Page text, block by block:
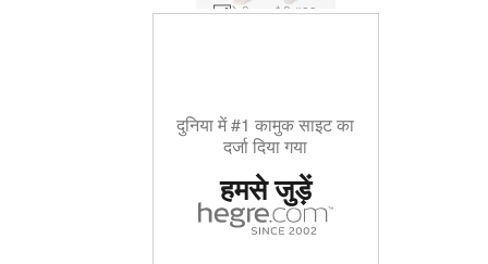
टेटी नग्न बैठी #23
दुनिया में #1 कामुक साइट का
दर्जा दिया गया
हमसे जुड़ें